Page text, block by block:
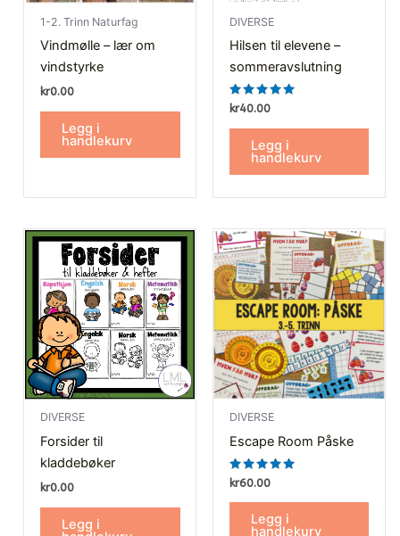
1-2. Trinn Naturfag
Vindmølle – lær om
vindstyrke
kr0.00
Legg i
handlekurv
DIVERSE
Hilsen til elevene –
sommeravslutning
Vurdert
5.00
av 5
kr40.00
Legg i
handlekurv
DIVERSE
Forsider til
kladdebøker
kr0.00
Legg i
DIVERSE
Escape Room Påske
Vurdert
4.80
av 5
kr60.00
Legg i
handlekurv